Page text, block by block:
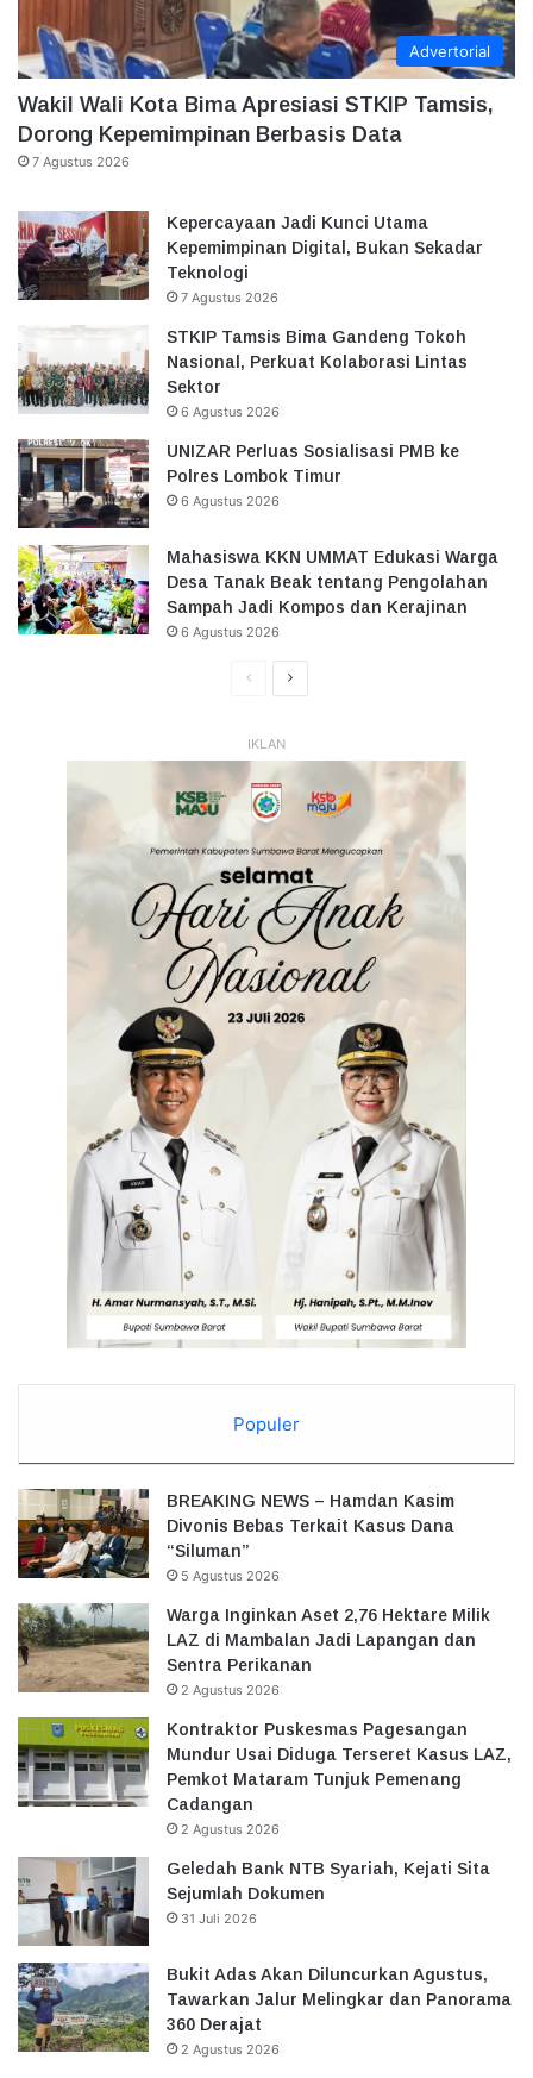
Advertorial
Wakil Wali Kota Bima Apresiasi STKIP Tamsis,
Dorong Kepemimpinan Berbasis Data
7 Agustus 2026
Kepercayaan Jadi Kunci Utama
Kepemimpinan Digital, Bukan Sekadar
Teknologi
7 Agustus 2026
STKIP Tamsis Bima Gandeng Tokoh
Nasional, Perkuat Kolaborasi Lintas
Sektor
6 Agustus 2026
UNIZAR Perluas Sosialisasi PMB ke
Polres Lombok Timur
6 Agustus 2026
Mahasiswa KKN UMMAT Edukasi Warga
Desa Tanak Beak tentang Pengolahan
Sampah Jadi Kompos dan Kerajinan
6 Agustus 2026
HalamanHalaman
IKLAN
Populer
BREAKING NEWS – Hamdan Kasim
Divonis Bebas Terkait Kasus Dana
“Siluman”
5 Agustus 2026
Warga Inginkan Aset 2,76 Hektare Milik
LAZ di Mambalan Jadi Lapangan dan
Sentra Perikanan
2 Agustus 2026
Kontraktor Puskesmas Pagesangan
Mundur Usai Diduga Terseret Kasus LAZ,
Pemkot Mataram Tunjuk Pemenang
Cadangan
2 Agustus 2026
Geledah Bank NTB Syariah, Kejati Sita
Sejumlah Dokumen
31 Juli 2026
Bukit Adas Akan Diluncurkan Agustus,
Tawarkan Jalur Melingkar dan Panorama
360 Derajat
2 Agustus 2026